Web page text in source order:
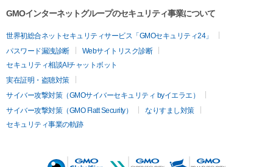
GMOインターネットグループのセキュリティ事業について
世界初総合ネットセキュリティサービス「GMOセキュリティ24」
パスワード漏洩診断
Webサイトリスク診断
セキュリティ相談AIチャットボット
実在証明・盗聴対策
サイバー攻撃対策（GMOサイバーセキュリティ byイエラエ）
サイバー攻撃対策（GMO Flatt Security）
なりすまし対策
セキュリティ事業の軌跡